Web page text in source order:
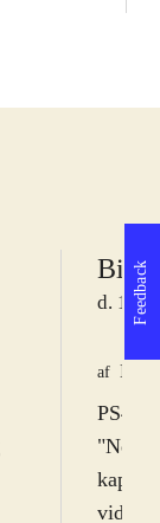
d. 17.
af
PS4,
"Need
videre
Feedback